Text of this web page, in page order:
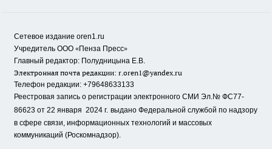
Сетевое издание oren1.ru
Учредитель ООО «Пенза Пресс»
Главный редактор: Полудницына Е.В.
Электронная почта редакции: r.oren1@yandex.ru
Телефон редакции: +79648633133
Реестровая запись о регистрации электронного СМИ Эл.№ ФС77-
86623 от 22 января 2024 г. выдано Федеральной службой по надзору
в сфере связи, информационных технологий и массовых
коммуникаций (Роскомнадзор).